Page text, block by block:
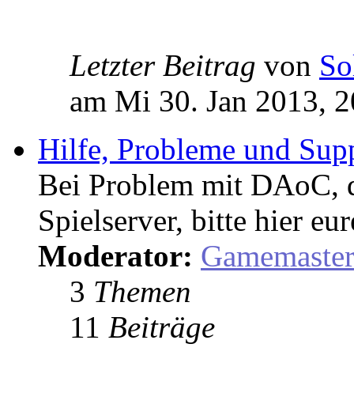
Letzter Beitrag von
am Mi 30. Jan 2013,
Hilfe, Probleme und
Bei Problem mit DAoC,
Spielserver, bitte hier
Moderator: Gamemaster
3 Themen
11 Beiträge